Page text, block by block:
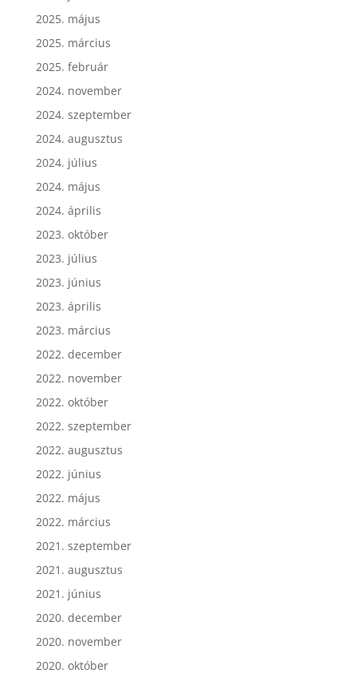
2025. május
2025. március
2025. február
2024. november
2024. szeptember
2024. augusztus
2024. július
2024. május
2024. április
2023. október
2023. július
2023. június
2023. április
2023. március
2022. december
2022. november
2022. október
2022. szeptember
2022. augusztus
2022. június
2022. május
2022. március
2021. szeptember
2021. augusztus
2021. június
2020. december
2020. november
2020. október